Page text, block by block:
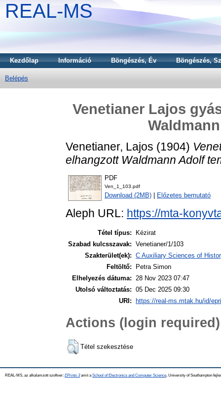
REAL-MS
Kezdőlap Információ Böngészés, Év Böngészés,
Belépés
Venetianer Lajos
Venetianer, Lajos (1904)
elhangzott Waldmann Adolf
PDF
Ven_1_103.pdf
Download (2MB) Előzetes bemutató
Aleph URL: https://mta-
Tétel típus:
Kézirat
Szabad kulcsszavak: Venetianer/1/103
Szakterület(ek): C Auxiliary Sciences of
Feltöltő:
Petra Simon
Elhelyezés dátuma: 28 Nov 2023 07:47
Utolsó változtatás: 05 Dec 2025 09:30
URI:
https://real-ms.mtak.hu/id/
Actions (login required)
Tétel szekesztése
REAL-MS, az alkalamzott szoftver: EPrints 3amit a School of Electronics and Computer Science , University of Southampton